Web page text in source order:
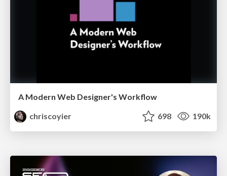
A Modern Web Designer's Workflow
chriscoyier
698 190k